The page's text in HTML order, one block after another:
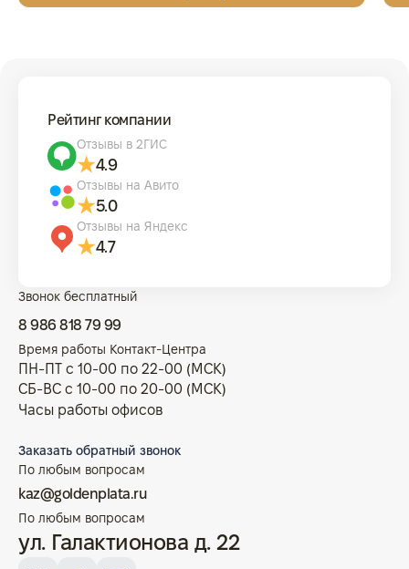
Рейтинг компании
Отзывы в 2ГИС
4.9
Отзывы на Авито
5.0
Отзывы на Яндекс
4.7
Звонок бесплатный
8 986 818 79 99
Время работы Контакт-Центра
ПН-ПТ с 10-00 по 22-00 (МСК)
СБ-ВС с 10-00 по 20-00 (МСК)
Часы работы офисов
Заказать обратный звонок
По любым вопросам
kaz@goldenplata.ru
По любым вопросам
ул. Галактионова д. 22